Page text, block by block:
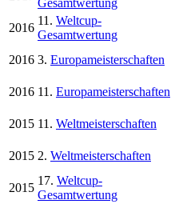
Gesamtwertung
2016
11. Weltcup-
Gesamtwertung
2016 3. Europameisterschaften
2016 11. Europameisterschaften
2015 11. Weltmeisterschaften
2015 2. Weltmeisterschaften
2015
17. Weltcup-
Gesamtwertung